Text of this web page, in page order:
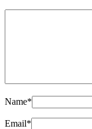
Name*
Email*